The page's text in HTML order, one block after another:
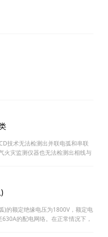
技术无法检测出并联电弧和串联
火灾监测仪器也无法检测出相线与
)的额定绝缘电压为1800V，额定电
的配电网络。在正常情况下，